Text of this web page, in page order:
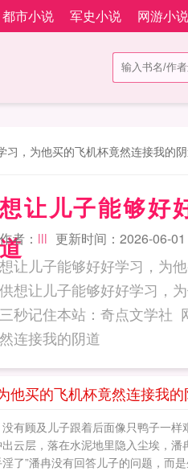
都市小说 军史小说 网游小说
习，为他买的飞机杯竟然连接我的
想让儿子能够好
道
作者： lll 更新时间：2026-06-
想让儿子能够好好学习，为
供想让儿子能够好好学习，
三秒记住本站：奇点文学社 网址：www.qdwxs.com
然连接我的阴道
他买的飞机杯竟然连接我
有顾及儿子跟着后面像只鸭子一
云层，落在水泥地里隐入尘埃，
了”潘冉没有回答儿子的问题，